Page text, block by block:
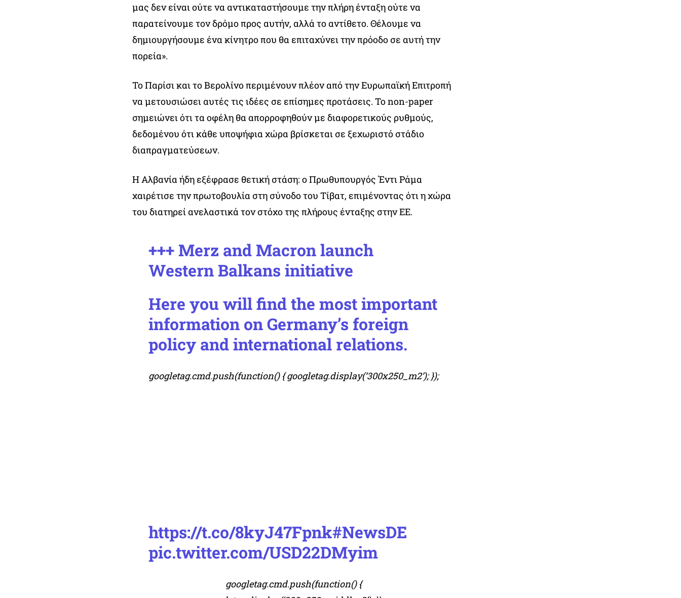
μας δεν είναι ούτε να αντικαταστήσουμε την πλήρη ένταξη ούτε να
παρατείνουμε τον δρόμο προς αυτήν, αλλά το αντίθετο. Θέλουμε να
δημιουργήσουμε ένα κίνητρο που θα επιταχύνει την πρόοδο σε αυτή την
πορεία».
Το Παρίσι και το Βερολίνο περιμένουν πλέον από την Ευρωπαϊκή Επιτροπή
να μετουσιώσει αυτές τις ιδέες σε επίσημες προτάσεις. Το non-paper
σημειώνει ότι τα οφέλη θα απορροφηθούν με διαφορετικούς ρυθμούς,
δεδομένου ότι κάθε υποψήφια χώρα βρίσκεται σε ξεχωριστό στάδιο
διαπραγματεύσεων.
Η Αλβανία ήδη εξέφρασε θετική στάση: ο Πρωθυπουργός Έντι Ράμα
χαιρέτισε την πρωτοβουλία στη σύνοδο του Τίβατ, επιμένοντας ότι η χώρα
του διατηρεί ανελαστικά τον στόχο της πλήρους ένταξης στην ΕΕ.
+++ Merz and Macron launch
Western Balkans initiative
Here you will find the most important
information on Germany’s foreign
policy and international relations.
googletag.cmd.push(function() { googletag.display(‘300x250_m2’); });
https://t.co/8kyJ47Fpnk#NewsDE
pic.twitter.com/USD22DMyim
googletag.cmd.push(function() {